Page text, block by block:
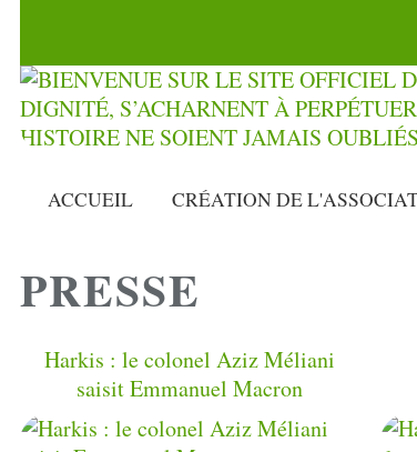
ACCUEIL CRÉATION DE
PRESSE
Harkis : le colonel Aziz Méliani
saisit Emmanuel Macron